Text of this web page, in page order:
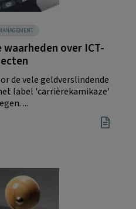
over ICT-
de vele geldverslindende
label 'carrièrekamikaze'
...